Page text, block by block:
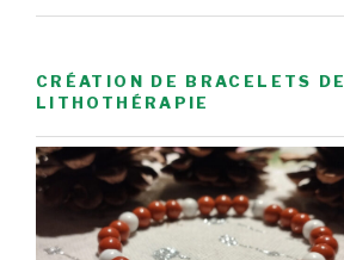
CRÉATION DE BRACELETS DE
LITHOTHÉRAPIE